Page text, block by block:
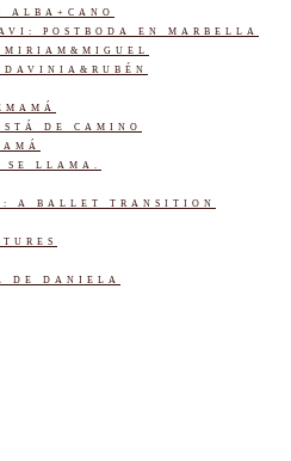
ALBA+CANO
POSTBODA EN MARBELLA
MIRIAM&MIGUEL
DAVINIA&RUBÉN
DE CAMINO
SE LLAMA.
A BALLET TRANSITION
DE DANIELA